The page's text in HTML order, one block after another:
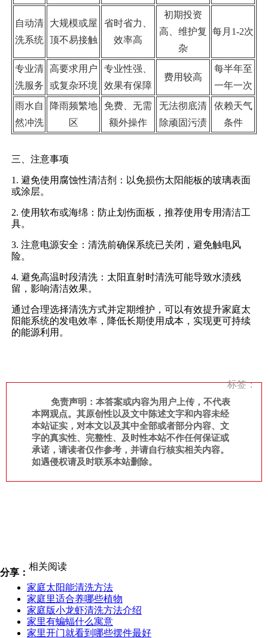
自动清
洗系统
大规模或屋
顶不易接触
省时省力、
效率高
初期投资
高、维护复
杂
每月1-2次
专业清
洗服务
高要求用户
或复杂环境
专业性强、
效果有保障
费用较高
每半年至
一年一次
雨水自
然冲洗
降雨频繁地
区
免费、无需
额外操作
无法彻底清
除顽固污渍
依赖天气
条件
三、注意事项
1. 避免使用腐蚀性清洁剂：以免损伤太阳能板的玻璃表面
或涂层。
2. 使用软布或海绵：防止划伤面板，推荐使用专用清洁工
具。
3. 注意电源安全：清洗前确保系统已关闭，避免触电风
险。
4. 避免高温时段清洗：太阳直射时清洗可能导致水渍残
留，影响清洁效果。
通过合理选择清洗方式并定期维护，可以有效提升家庭太
阳能系统的发电效率，降低长期使用成本，实现更可持续
的能源利用。
标签：
免责声明：本答案或内容为用户上传，不代表
本网观点。其原创性以及文中陈述文字和内容未经
本站证实，对本文以及其中全部或者部分内容、文
字的真实性、完整性、及时性本站不作任何保证或
承诺，请读者仅作参考，并请自行核实相关内容。
如遇侵权请及时联系本站删除。
分享：
相关阅读
家庭太阳能清洗方法
家庭里适合养哪些植物
家庭版小龙虾清洗方法介绍
家里有蝙蝠什么寓意
家里开门就看到哪些摆件最好